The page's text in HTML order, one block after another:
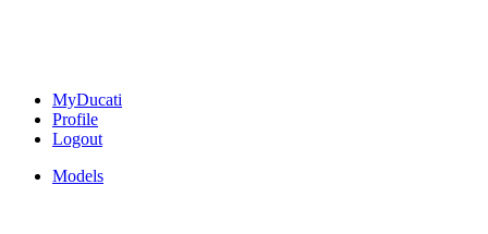
MyDucati
Profile
Logout
Models